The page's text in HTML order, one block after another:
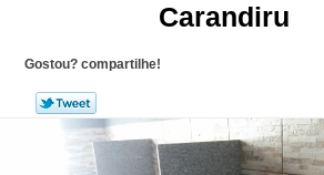
Carandiru
Gostou? compartilhe!